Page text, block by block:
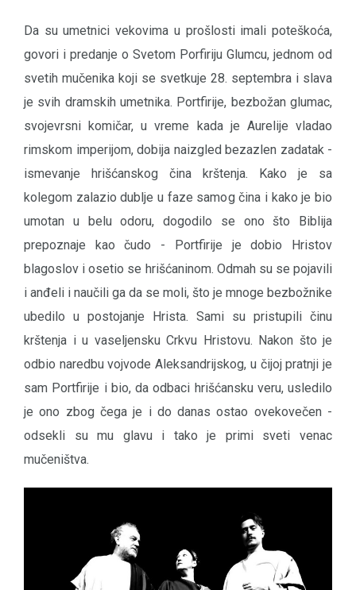
Da su umetnici vekovima u prošlosti imali poteškoća,
govori i predanje o Svetom Porfiriju Glumcu, jednom od
svetih mučenika koji se svetkuje 28. septembra i slava
je svih dramskih umetnika. Portfirije, bezbožan glumac,
svojevrsni komičar, u vreme kada je Aurelije vladao
rimskom imperijom, dobija naizgled bezazlen zadatak -
ismevanje hrišćanskog čina krštenja. Kako je sa
kolegom zalazio dublje u faze samog čina i kako je bio
umotan u belu odoru, dogodilo se ono što Biblija
prepoznaje kao čudo - Portfirije je dobio Hristov
blagoslov i osetio se hrišćaninom. Odmah su se pojavili
i anđeli i naučili ga da se moli, što je mnoge bezbožnike
ubedilo u postojanje Hrista. Sami su pristupili činu
krštenja i u vaseljensku Crkvu Hristovu. Nakon što je
odbio naredbu vojvode Aleksandrijskog, u čijoj pratnji je
sam Portfirije i bio, da odbaci hrišćansku veru, usledilo
je ono zbog čega je i do danas ostao ovekovečen -
odsekli su mu glavu i tako je primi sveti venac
mučeništva.